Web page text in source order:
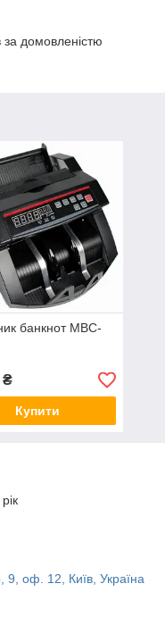
домовленістю
банкнот MBC-
Купити
9, оф. 12, Київ, Україна